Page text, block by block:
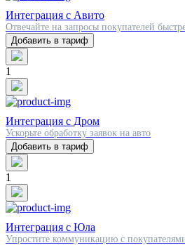
Интеграция с Авито
Отвечайте на запросы покупателей
Добавить в тариф
1
Интеграция с Дром
Ускорьте обработку заявок на авто
Добавить в тариф
1
Интеграция с Юла
Упростите коммуникацию с